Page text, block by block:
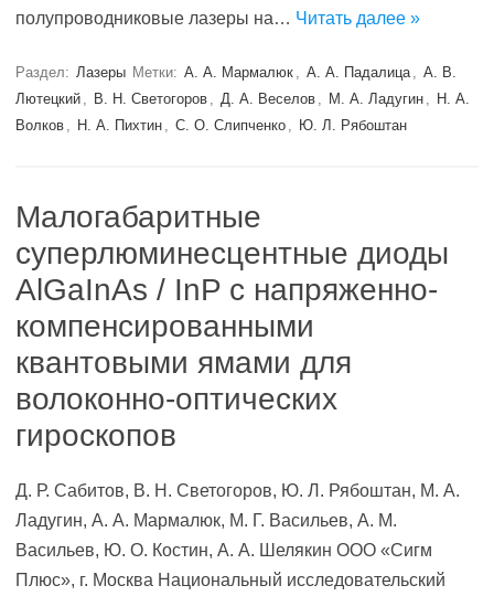
полупроводниковые лазеры на… Читать далее »
Раздел: Лазеры Метки: А. А. Мармалюк , А. А. Падалица , А. В.
Лютецкий , В. Н. Светогоров , Д. А. Веселов , М. А. Ладугин , Н. А.
Волков , Н. А. Пихтин , С. О. Слипченко , Ю. Л. Рябоштан
Малогабаритные
суперлюминесцентные диоды
AlGaInAs / InP с напряженно-
компенсированными
квантовыми ямами для
волоконно-оптических
гироскопов
Д. Р. Сабитов, В. Н. Светогоров, Ю. Л. Рябоштан, М. А.
Ладугин, А. А. Мармалюк, М. Г. Васильев, А. М.
Васильев, Ю. О. Костин, А. А. Шелякин ООО «Сигм
Плюс», г. Москва Национальный исследовательский